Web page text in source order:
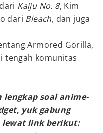
Kaiju No. 8, Kim
dari Bleach, dan juga
Armored Gorilla,
tengah komunitas
soal anime-
yuk gabung
lewat link berikut: